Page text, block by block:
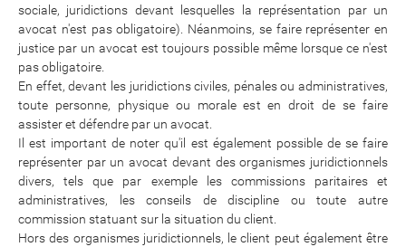
sociale, juridictions devant lesquelles la représentation par un
avocat n'est pas obligatoire). Néanmoins, se faire représenter en
justice par un avocat est toujours possible même lorsque ce n'est
pas obligatoire.
En effet, devant les juridictions civiles, pénales ou administratives,
toute personne, physique ou morale est en droit de se faire
assister et défendre par un avocat.
Il est important de noter qu'il est également possible de se faire
représenter par un avocat devant des organismes juridictionnels
divers, tels que par exemple les commissions paritaires et
administratives, les conseils de discipline ou toute autre
commission statuant sur la situation du client.
Hors des organismes juridictionnels, le client peut également être